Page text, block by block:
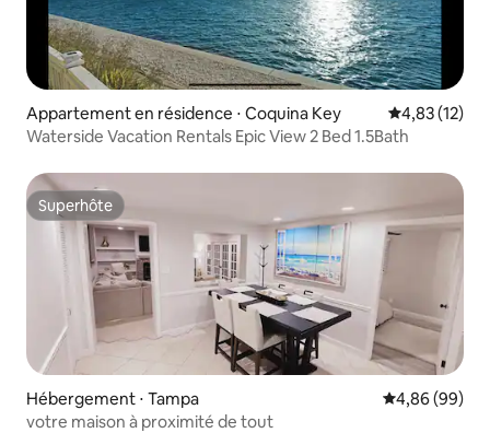
Appartement en résidence ⋅ Coquina Key Évaluation
4,83 (12)
Waterside Vacation Rentals Epic View 2 Bed 1.5Bath
Superhôte
Superhôte
Hébergement ⋅ Tampa Évaluation
4,86 (99)
votre maison à proximité de tout